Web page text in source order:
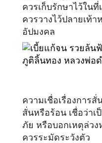
ควรเก็บรักษาไว้ในที่
ควรวางไว้ปลายเท้า
อัปมงคล
ความเชื่อเรื่องการสั่
สั่นหรือร้อน เชื่อว่าเ
ภัย หรือบอกเหตุล่วง
ควรระมัดระวังตัว